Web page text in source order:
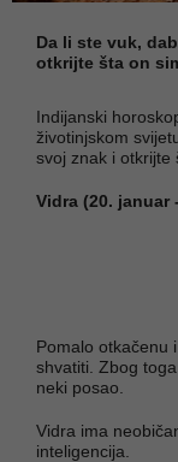
Da li ste vuk,
otkrijte šta on
Indijanski
životinjskom
svoj znak i otkrijte
Vidra (20. januar
Pomalo otkačenu
shvatiti. Zbog
neki posao.
Vidra ima
inteligencija.